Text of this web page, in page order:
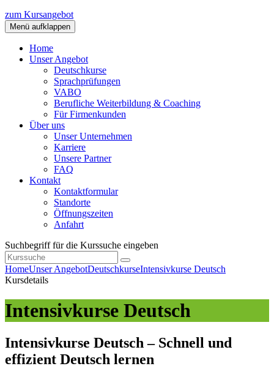
zum Kursangebot
Menü aufklappen
Home
Unser Angebot
Deutschkurse
Sprachprüfungen
VABO
Berufliche Weiterbildung & Coaching
Für Firmenkunden
Über uns
Unser Unternehmen
Karriere
Unsere Partner
FAQ
Kontakt
Kontaktformular
Standorte
Öffnungszeiten
Anfahrt
Suchbegriff für die Kurssuche eingeben
HomeUnser AngebotDeutschkurseIntensivkurse Deutsch
Kursdetails
Intensivkurse Deutsch
Intensivkurse Deutsch – Schnell und
effizient Deutsch lernen